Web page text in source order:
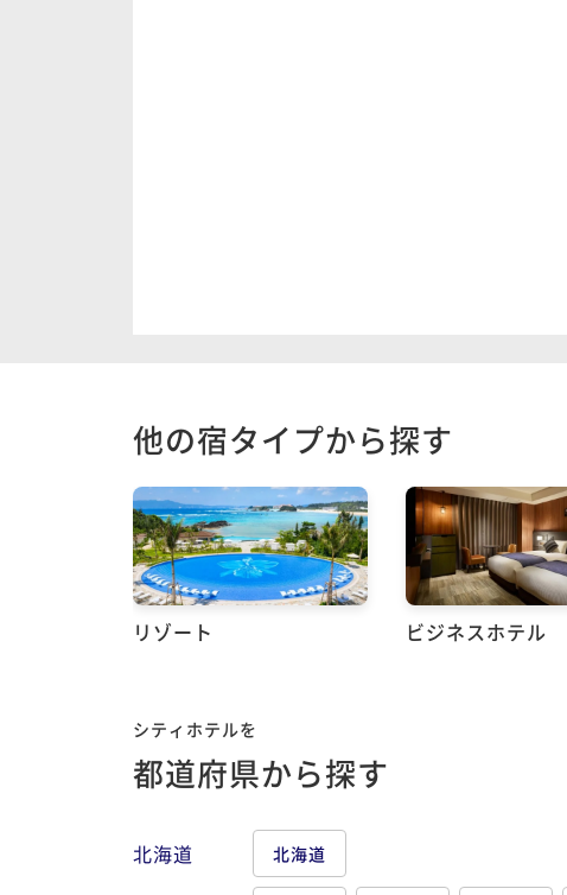
他の宿タイプから探す
リゾート ビジネスホテル
シティホテルを
都道府県から探す
北海道 北海道